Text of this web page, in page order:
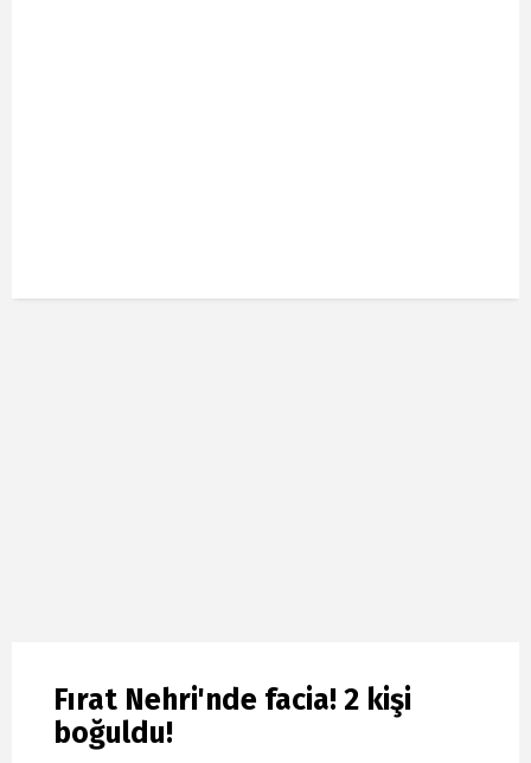
Fırat Nehri'nde facia! 2 kişi
boğuldu!